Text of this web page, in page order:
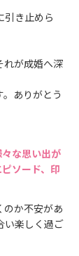
引き止めら
れが成婚へ深
ありがとう
な思い出が
ソード、印
のか不安があ
い楽しく過ご